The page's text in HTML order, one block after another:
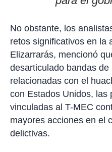
No obstante, los
retos significativos en la
Elizarrarás, mencionó
desarticulado bandas
relacionadas con el
con Estados Unidos, las
vinculadas al T-MEC
mayores acciones en el
delictivas.